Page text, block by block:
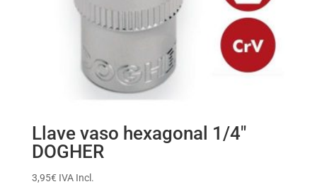
Llave vaso hexagonal 1/4″
DOGHER
3,95€ IVA Incl.